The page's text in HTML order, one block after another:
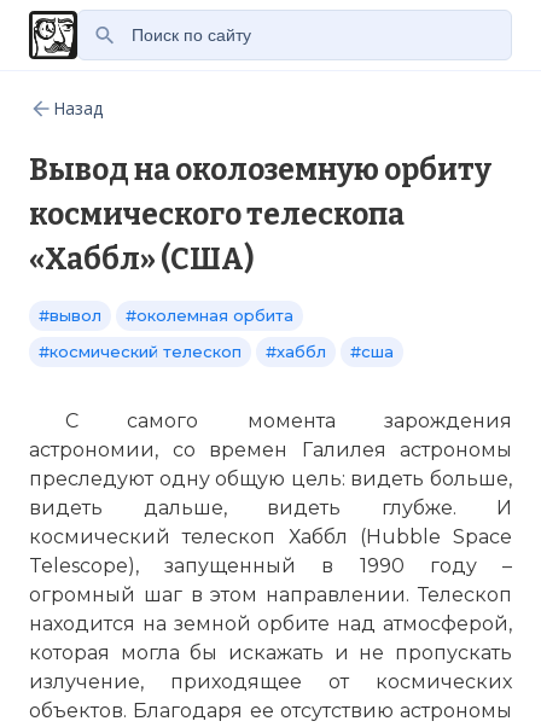
Назад
Вывод на околоземную орбиту
космического телескопа
«Хаббл» (США)
#вывол
#околемная орбита
#космический телескоп
#хаббл #сша
С самого момента зарождения
астрономии, со времен Галилея астрономы
преследуют одну общую цель: видеть больше,
видеть дальше, видеть глубже. И
космический телескоп Хаббл (Hubble Space
Telescope), запущенный в 1990 году –
огромный шаг в этом направлении. Телескоп
находится на земной орбите над атмосферой,
которая могла бы искажать и не пропускать
излучение, приходящее от космических
объектов. Благодаря ее отсутствию астрономы